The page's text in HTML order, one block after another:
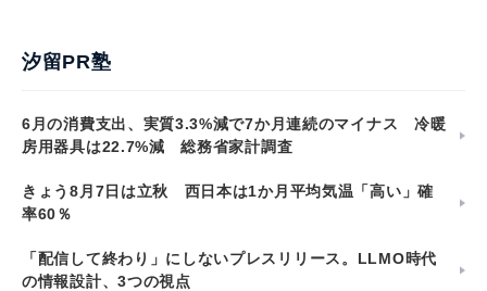
汐留PR塾
6月の消費支出、実質3.3%減で7か月連続のマイナス 冷暖
房用器具は22.7%減 総務省家計調査
きょう8月7日は立秋 西日本は1か月平均気温「高い」確
率60％
「配信して終わり」にしないプレスリリース。LLMO時代
の情報設計、3つの視点